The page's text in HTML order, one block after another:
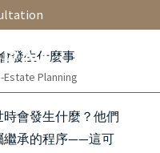
發生什麼事
Estate Planning
會發生什麼？他們
繼承的程序——這可